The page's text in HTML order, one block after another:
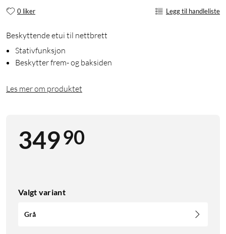
0 liker Legg til handleliste
Beskyttende etui til nettbrett
Stativfunksjon
Beskytter frem- og baksiden
Les mer om produktet
34990
Valgt variant
Grå